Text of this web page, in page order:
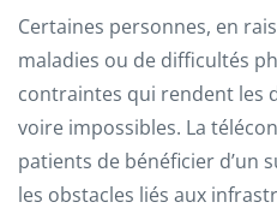
Certaines personnes, en
maladies ou de difficultés
contraintes qui rendent les
voire impossibles. La
patients de bénéficier d’un
les obstacles liés aux